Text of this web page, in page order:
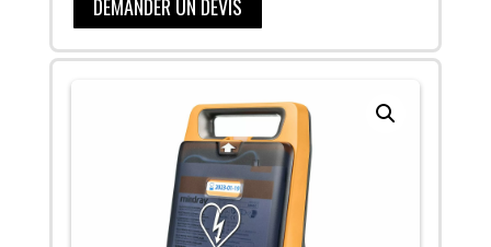
DEMANDER UN DEVIS